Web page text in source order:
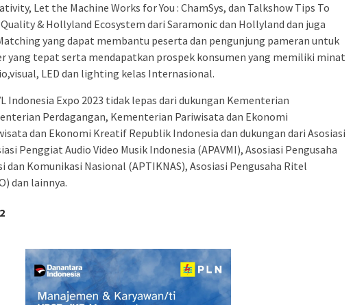
Let the Machine Works for You : ChamSys, dan Talkshow Tips To
Quality & Hollyland Ecosystem dari Saramonic dan Hollyland dan juga
yang dapat membantu peserta dan pengunjung pameran untuk
yang tepat serta mendapatkan prospek konsumen yang memiliki minat
LED dan lighting kelas Internasional.
Indonesia Expo 2023 tidak lepas dari dukungan Kementerian
Perdagangan, Kementerian Pariwisata dan Ekonomi
dan Ekonomi Kreatif Republik Indonesia dan dukungan dari Asosiasi
Penggiat Audio Video Musik Indonesia (APAVMI), Asosiasi Pengusaha
Komunikasi Nasional (APTIKNAS), Asosiasi Pengusaha Ritel
dan lainnya.
2